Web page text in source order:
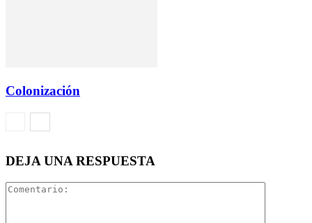
Colonización
DEJA UNA RESPUESTA